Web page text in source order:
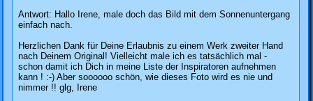
Antwort: Hallo Irene, male doch das Bild mit dem Sonnenuntergang
einfach nach.
Herzlichen Dank für Deine Erlaubnis zu einem Werk zweiter Hand
nach Deinem Original! Vielleicht male ich es tatsächlich mal -
schon damit ich Dich in meine Liste der Inspiratoren aufnehmen
kann ! :-) Aber soooooo schön, wie dieses Foto wird es nie und
nimmer !! glg, Irene